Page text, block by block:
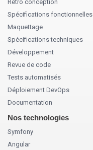
Rétro conception
Spécifications fonctionnelles
Maquettage
Spécifications techniques
Développement
Revue de code
Tests automatisés
Déploiement DevOps
Documentation
Nos technologies
Symfony
Angular